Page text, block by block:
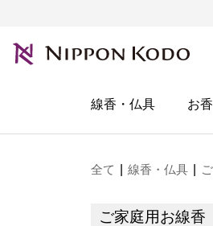
線香・仏具 お
全て 線香・仏具
ご家庭用お線